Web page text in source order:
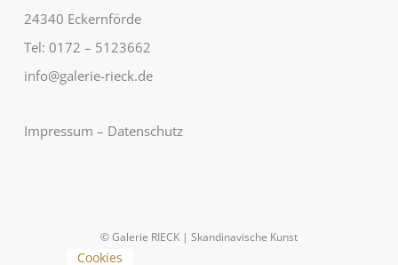
24340 Eckernförde
Tel: 0172 – 5123662
info@galerie-rieck.de
Impressum – Datenschutz
© Galerie RIECK | Skandinavische Kunst
Cookies